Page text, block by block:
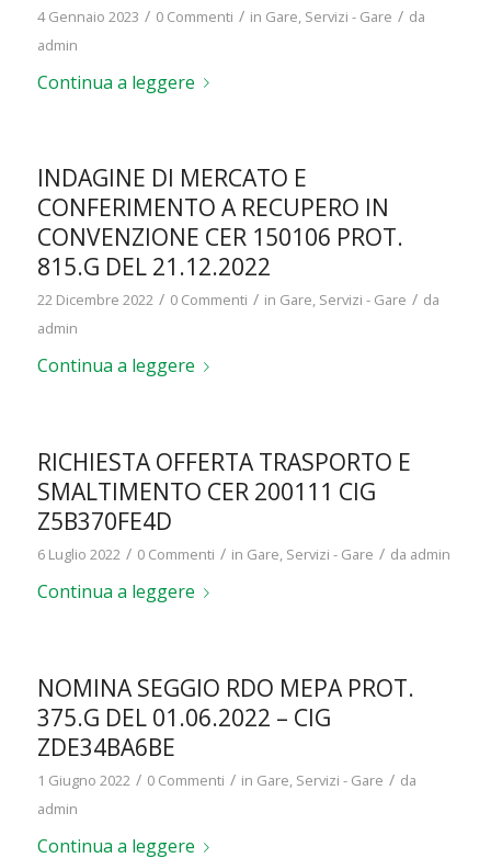
4 Gennaio 2023 / 0 Commenti / in Gare, Servizi - Gare / da
admin
Continua a leggere
INDAGINE DI MERCATO E
CONFERIMENTO A RECUPERO IN
CONVENZIONE CER 150106 PROT.
815.G DEL 21.12.2022
22 Dicembre 2022 / 0 Commenti / in Gare, Servizi - Gare / da
admin
Continua a leggere
RICHIESTA OFFERTA TRASPORTO E
SMALTIMENTO CER 200111 CIG
Z5B370FE4D
6 Luglio 2022 / 0 Commenti / in Gare, Servizi - Gare / da admin
Continua a leggere
NOMINA SEGGIO RDO MEPA PROT.
375.G DEL 01.06.2022 – CIG
ZDE34BA6BE
1 Giugno 2022 / 0 Commenti / in Gare, Servizi - Gare / da
admin
Continua a leggere